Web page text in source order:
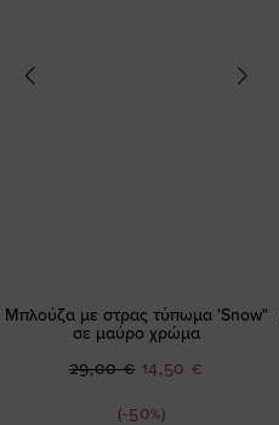
Μπλούζα με στρας τύπωμα 'Snow"
σε μαύρο χρώμα
(-50%)
Ειδική
14,50 €
29,00 €